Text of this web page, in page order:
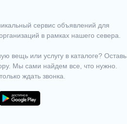
сервис объявлений для
в рамках нашего севера.
вещь или услугу в каталоге? Оставь
Мы сами найдем все, что нужно.
ждать звонка.